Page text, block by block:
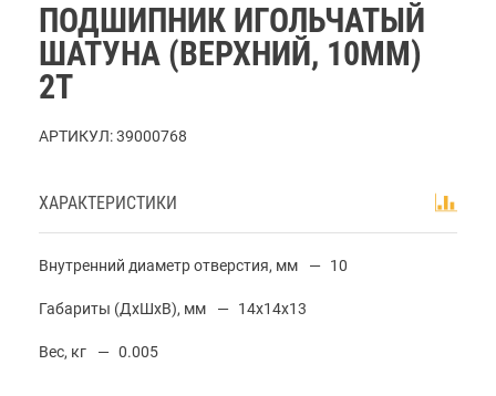
ПОДШИПНИК ИГОЛЬЧАТЫЙ
ШАТУНА (ВЕРХНИЙ, 10ММ)
2Т
АРТИКУЛ:39000768
ХАРАКТЕРИСТИКИ
Внутренний диаметр отверстия, мм 10
Габариты (ДхШхВ), мм 14x14x13
Вес, кг 0.005